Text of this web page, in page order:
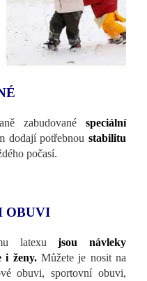
zabudovanéspeciální
dodají potřebnoustabilitu
počasí.
OBUVI
latexujsou návleky
i ženy. Můžete je nosit na
obuvi, sportovní obuvi,